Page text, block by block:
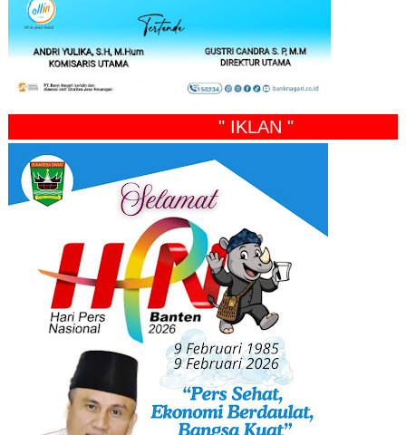
" IKLAN "